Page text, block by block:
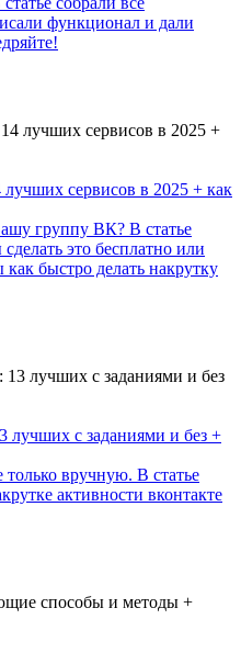
функционал и дали
сервисов в 2025 + как
группу ВК? В статье
это бесплатно или
быстро делать накрутку
лучших с заданиями и без +
вручную. В статье
активности вконтакте